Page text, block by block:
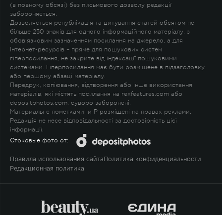
(в повному обсязі) без письмового дозволу редакції
забороняється.
Дозволяється републікація та цитування статей обсягом не
більше 250 знаків для одного інформаційного матеріалу, з
обов'язковим зазначенням посилання на джерело, а для
Інтернет-ресурсів – пряме для пошукових систем
гіперпосилання, не закрите від індексації пошуковими
системами. Гіперпосилання має бути розміщене в підзаголовку
або першому абзаці матеріалу.
Передрук, копіювання, відтворення або інше використання
матеріалів, які містять посилання на rexfeatures.com або
depositphotos.com, суворо заборонені.
Материалы с пометками! и P розміщені на правах реклами.
Редакція не несе відповідальності за достовірність цієї
інформації.
Стоковые фото от:
Правила использования сайта Политика конфиденциальности
Редакционная политика